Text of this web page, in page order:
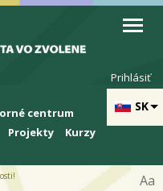
SK
Prihlásiť
centrum
Projekty
Kurzy
Aa